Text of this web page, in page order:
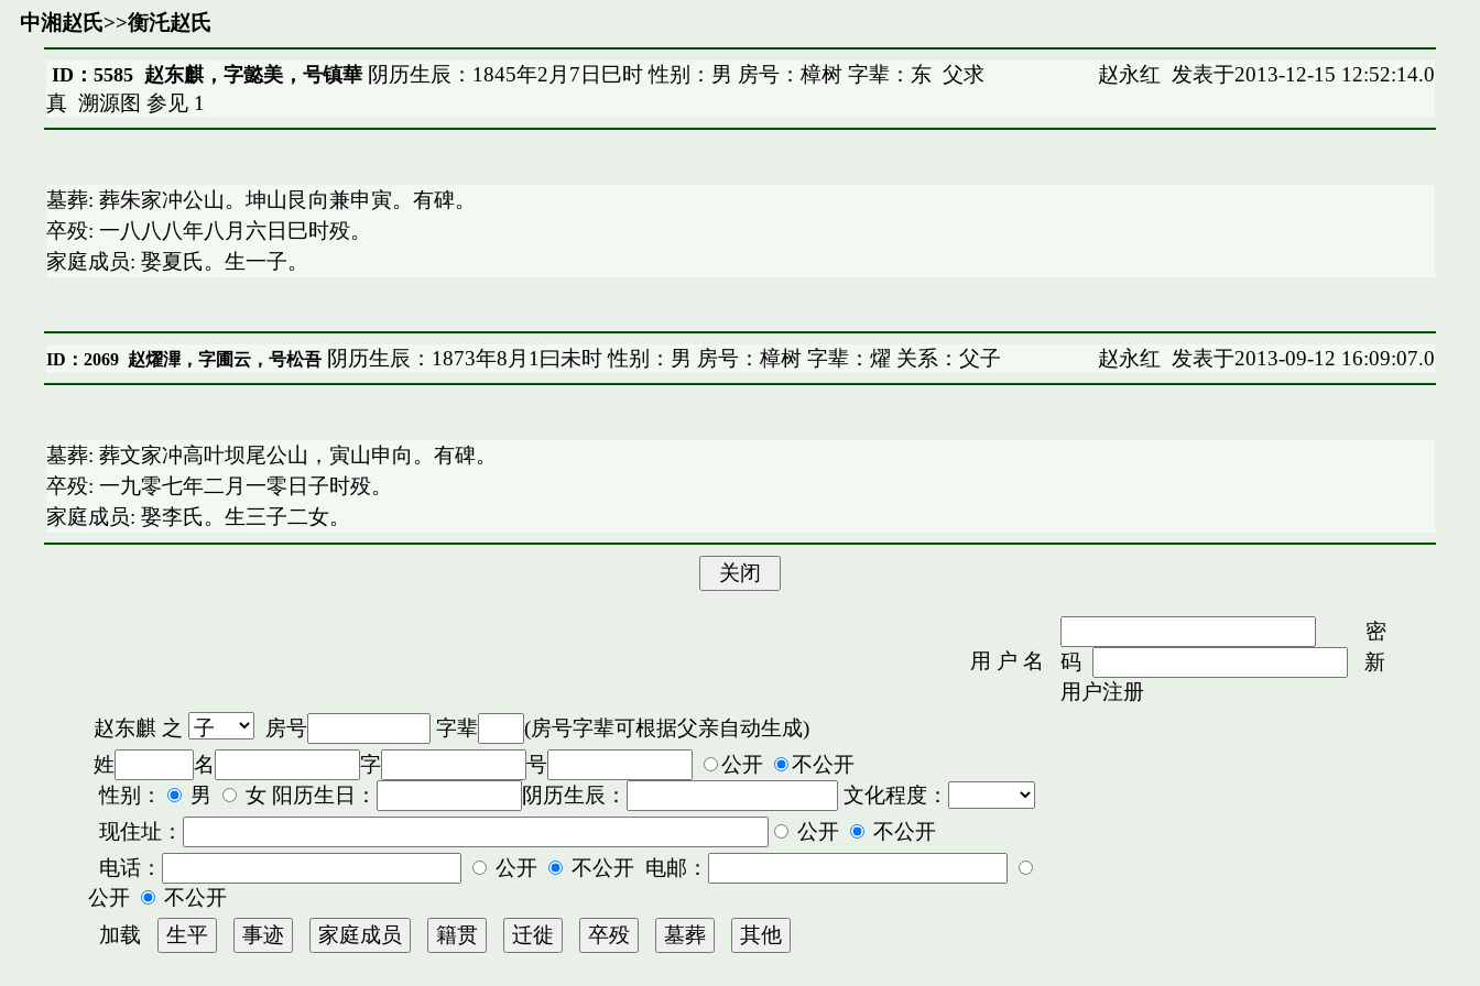
中湘赵氏>>衡汑赵氏
ID：5585 赵东麒，字懿美，号镇華阴历生辰：1845年2月7日巳时 性别：男 房号：樟树 字辈：东 父求
真 溯源图 参见 1
赵永红 发表于2013-12-15 12:52:14.0
墓葬: 葬朱家冲公山。坤山艮向兼申寅。有碑。
卒殁: 一八八八年八月六日巳时殁。
家庭成员: 娶夏氏。生一子。
ID：2069 赵燿滭，字圃云，号松吾阴历生辰：1873年8月1曰未时 性别：男 房号：樟树 字辈：燿 关系：父子 赵永红 发表于2013-09-12 16:09:07.0
墓葬: 葬文家冲高叶坝尾公山，寅山申向。有碑。
卒殁: 一九零七年二月一零日子时殁。
家庭成员: 娶李氏。生三子二女。
用 户 名
密
码
新
用户注册
赵东麒之 房号 字辈
(房号字辈可根据父亲自动生成)
姓
名 字 号 公开
不公开
性别：
男 女 阳历生日： 阴历生辰：
文化程度：
现住址：
公开
不公开
电话：
公开
不公开 电邮：
公开
不公开
加载